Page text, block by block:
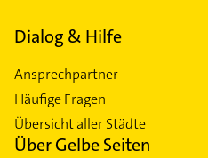
Dialog & Hilfe
Ansprechpartner
Häufige Fragen
Übersicht aller Städte
Über Gelbe Seiten